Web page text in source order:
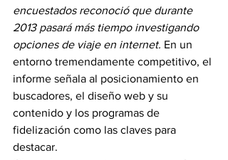
encuestados reconoció que durante
2013 pasará más tiempo investigando
opciones de viaje en internet. En un
entorno tremendamente competitivo, el
informe señala al posicionamiento en
buscadores, el diseño web y su
contenido y los programas de
fidelización como las claves para
destacar.